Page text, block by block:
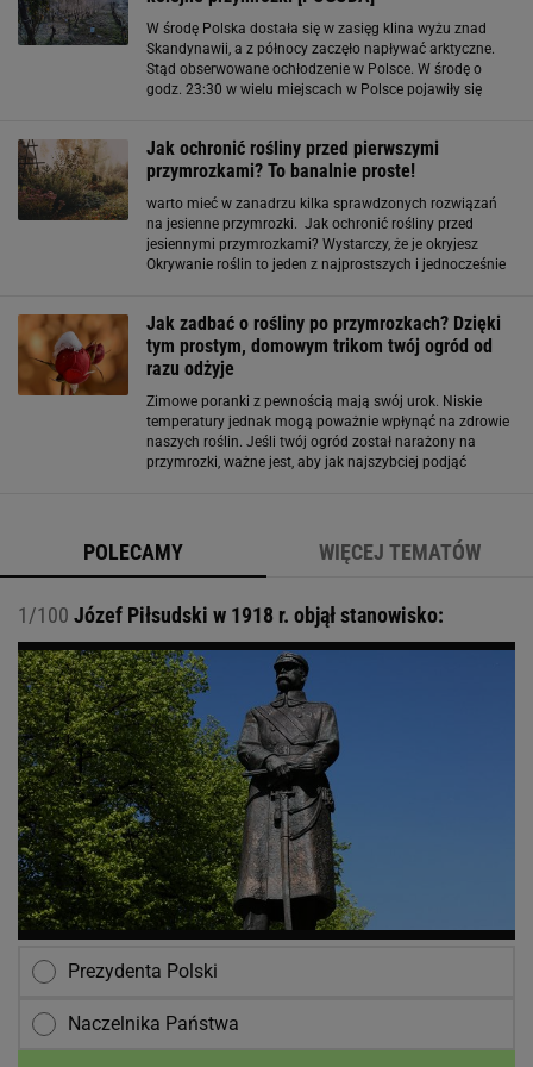
W środę Polska dostała się w zasięg klina wyżu znad
Skandynawii, a z północy zaczęło napływać arktyczne.
Stąd obserwowane ochłodzenie w Polsce. W środę o
godz. 23:30 w wielu miejscach w Polsce pojawiły się
Jak ochronić rośliny przed pierwszymi
przymrozkami? To banalnie proste!
warto mieć w zanadrzu kilka sprawdzonych rozwiązań
na jesienne przymrozki. Jak ochronić rośliny przed
jesiennymi przymrozkami? Wystarczy, że je okryjesz
Okrywanie roślin to jeden z najprostszych i jednocześnie
Jak zadbać o rośliny po przymrozkach? Dzięki
tym prostym, domowym trikom twój ogród od
razu odżyje
Zimowe poranki z pewnością mają swój urok. Niskie
temperatury jednak mogą poważnie wpłynąć na zdrowie
naszych roślin. Jeśli twój ogród został narażony na
przymrozki, ważne jest, aby jak najszybciej podjąć
POLECAMY WIĘCEJ TEMATÓW
1/100 Józef Piłsudski w 1918 r. objął stanowisko:
Prezydenta Polski
Naczelnika Państwa